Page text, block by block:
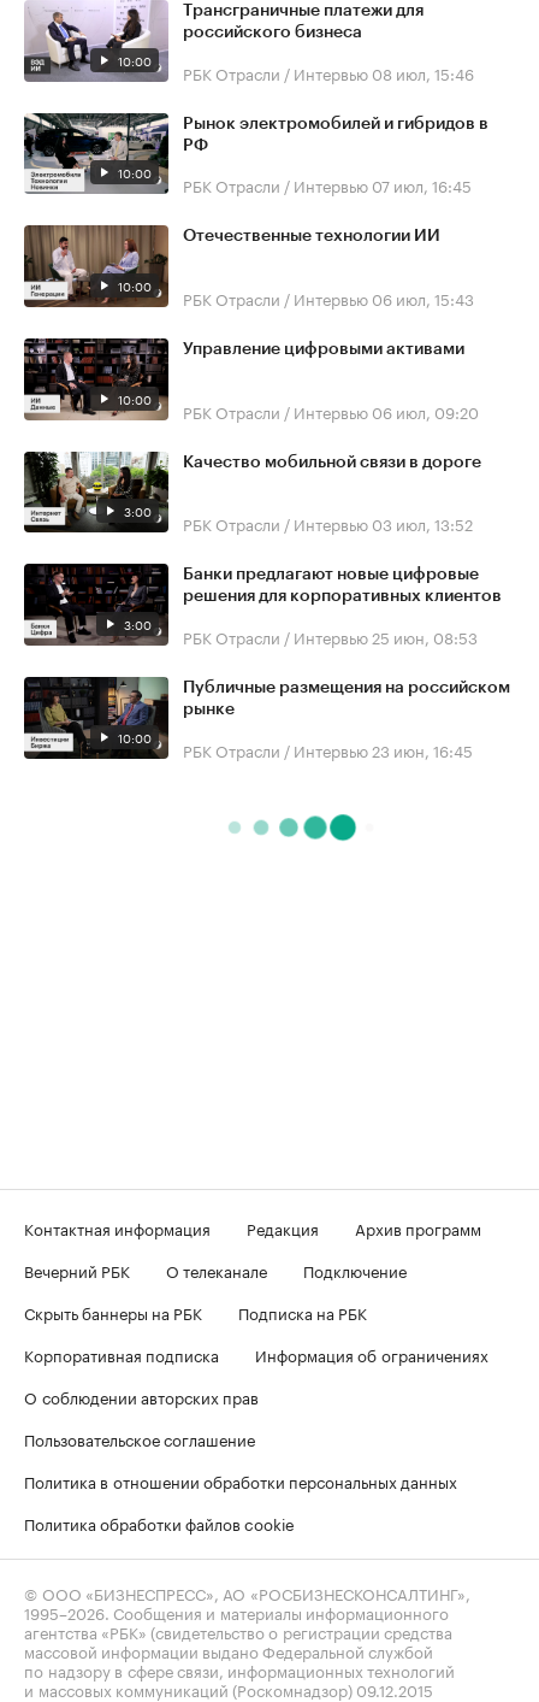
10:00
Трансграничные платежи для
российского бизнеса
РБК Отрасли / Интервью 08 июл, 15:46
10:00
Рынок электромобилей и гибридов в
РФ
РБК Отрасли / Интервью 07 июл, 16:45
10:00
Отечественные технологии ИИ
РБК Отрасли / Интервью 06 июл, 15:43
10:00
Управление цифровыми активами
РБК Отрасли / Интервью 06 июл, 09:20
3:00
Качество мобильной связи в дороге
РБК Отрасли / Интервью 03 июл, 13:52
3:00
Банки предлагают новые цифровые
решения для корпоративных клиентов
РБК Отрасли / Интервью 25 июн, 08:53
10:00
Публичные размещения на российском
рынке
РБК Отрасли / Интервью 23 июн, 16:45
Контактная информация Редакция
Архив программ
Вечерний РБК
О телеканале
Подключение
Скрыть баннеры на РБК
Подписка на РБК
Корпоративная подписка
Информация об ограничениях
О соблюдении авторских прав
Пользовательское соглашение
Политика в отношении обработки персональных данных
Политика обработки файлов cookie
© ООО «БИЗНЕСПРЕСС», АО «РОСБИЗНЕСКОНСАЛТИНГ»,
1995–2026 . Сообщения и материалы информационного
агентства «РБК» (свидетельство о регистрации средства
массовой информации выдано Федеральной службой
по надзору в сфере связи, информационных технологий
и массовых коммуникаций (Роскомнадзор) 09.12.2015